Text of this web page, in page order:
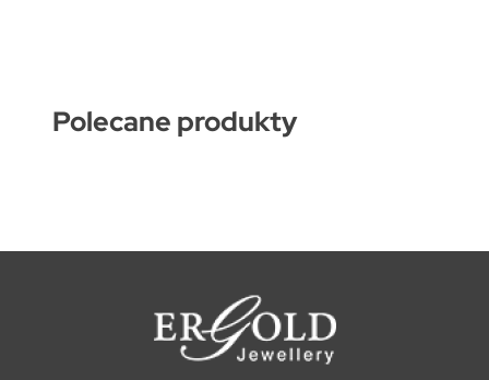
Polecane produkty